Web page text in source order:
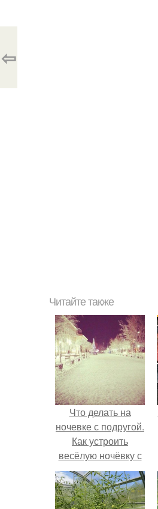
⇦
Читайте также
Что делать на
ночевке с подругой.
Как устроить
весёлую ночёвку с
подружками